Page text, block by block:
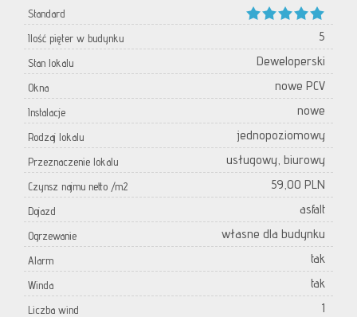
Standard
Ilość pięter w budynku
5
Stan lokalu Deweloperski
Okna nowe PCV
Instalacje nowe
Rodzaj lokalu jednopoziomowy
Przeznaczenie lokalu usługowy, biurowy
Czynsz najmu netto /m2 59,00 PLN
Dojazd asfalt
Ogrzewanie własne dla budynku
Alarm tak
Winda tak
Liczba wind 1